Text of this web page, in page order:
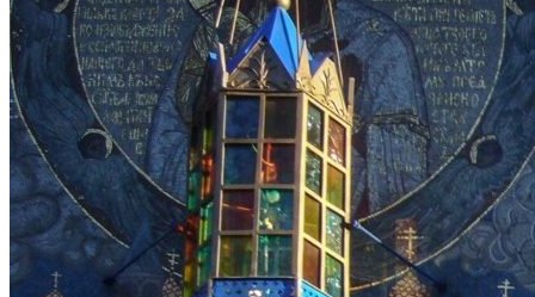
О СОБОРЕ
ИСТОРИЯ СОБОРА
ИСТОРИЯ ФЕОДОРОВСКОГО ГОСУДАРЕВА
СОБОРА
ПОЛОЖЕНИЕ И ВНУТРЕННИЙ
РАСПОРЯДОК СОБОРА